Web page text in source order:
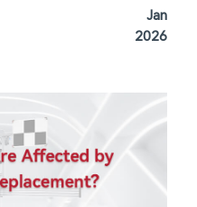
Jan
2026